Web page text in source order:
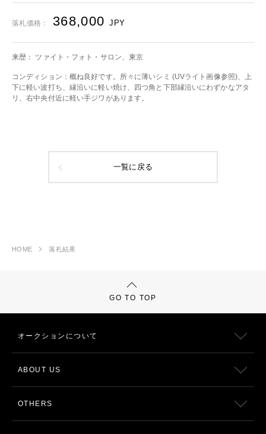
落札価格： 368,000 JPY
来歴： ツァイト・フォト・サロン、東京
コンディション：概ね良好です。所々に薄いシミ (UVライト画像参照)、上
下に軽い波打ち、縁沿いに軽い焼け、四つ角と下部縁沿いにわずかなアタ
リ、右中央付近に軽い手ジワがあります。
一覧に戻る
HOME 落札結果
GO TO TOP
オークションについて
ABOUT US
OTHERS